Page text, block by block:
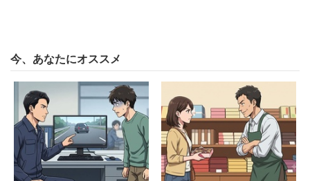
る」（40％）といったことが多く見られる。
る】
あの有名企業も対象に！厚生労働省はブラッ
ク企業リストを発表
今、あなたにオススメ